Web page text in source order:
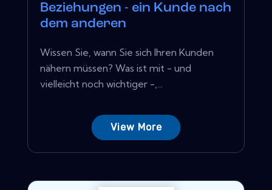
Beziehungen - ein Kunde nach
dem anderen
Wissen Sie, wann Sie sich Ihren Kunden
nähern müssen? Was ist mit - und
vielleicht noch wichtiger -,...
View More